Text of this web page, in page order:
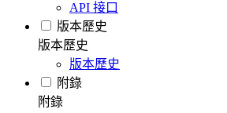
API 接口
版本歷史
版本歷史
版本歷史
附錄
附錄